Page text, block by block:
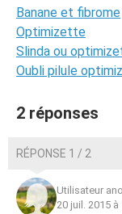
Banane et fibrome
Optimizette
Slinda ou
Oubli pilule
2 réponses
RÉPONSE 1 / 2
Utilisateur
20 juil. 2015 à